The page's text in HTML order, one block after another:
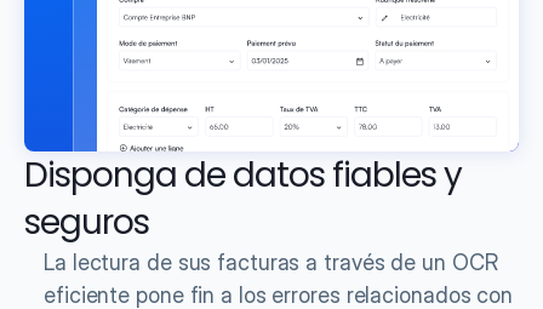
Disponga de datos fiables y
seguros
La lectura de sus facturas a través de un OCR
eficiente pone fin a los errores relacionados con